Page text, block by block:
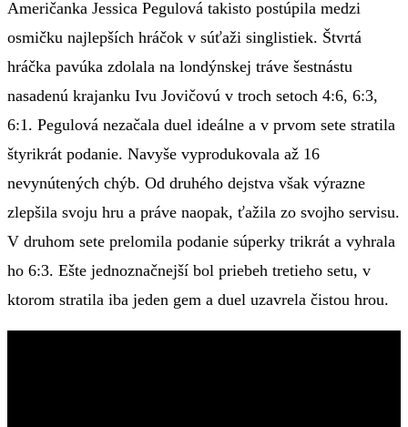
Američanka Jessica Pegulová takisto postúpila medzi
osmičku najlepších hráčok v súťaži singlistiek. Štvrtá
hráčka pavúka zdolala na londýnskej tráve šestnástu
nasadenú krajanku Ivu Jovičovú v troch setoch 4:6, 6:3,
6:1. Pegulová nezačala duel ideálne a v prvom sete stratila
štyrikrát podanie. Navyše vyprodukovala až 16
nevynútených chýb. Od druhého dejstva však výrazne
zlepšila svoju hru a práve naopak, ťažila zo svojho servisu.
V druhom sete prelomila podanie súperky trikrát a vyhrala
ho 6:3. Ešte jednoznačnejší bol priebeh tretieho setu, v
ktorom stratila iba jeden gem a duel uzavrela čistou hrou.